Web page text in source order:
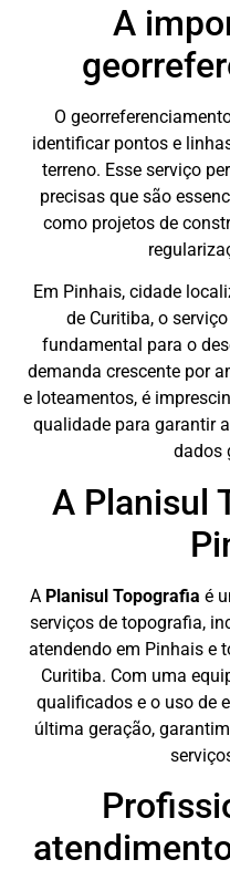
A
O
identificar pontos e
terreno. Esse serviço
precisas que são
como projetos de
Em Pinhais, cidade
de Curitiba, o
fundamental para o
demanda crescente por
e loteamentos, é
qualidade para garantir
dados
A Planisul
A Planisul Topografia é
serviços de topografia,
atendendo em Pinhais e
Curitiba. Com uma
qualificados e o uso de
última geração,